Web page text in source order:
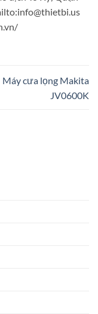
Máy cưa lọng Makita
JV0600K